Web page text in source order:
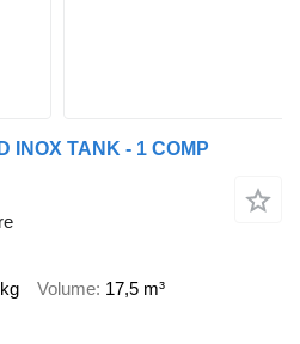
INOX TANK - 1 COMP
Volume 17,5 m³